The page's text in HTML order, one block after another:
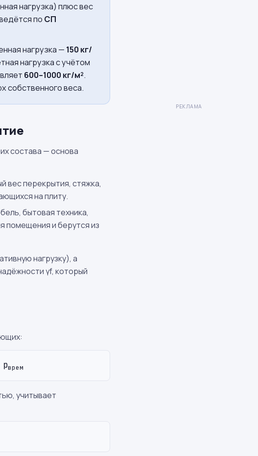
нагрузка) плюс вес
по СП
нагрузка — 150 кг/
нагрузка с учётом
600–1000 кг/м².
собственного веса.
состава — основа
вес перекрытия, стяжка,
на плиту.
бытовая техника,
помещения и берутся из
нагрузку), а
γf, который
pврем
учитывает
РЕКЛАМА